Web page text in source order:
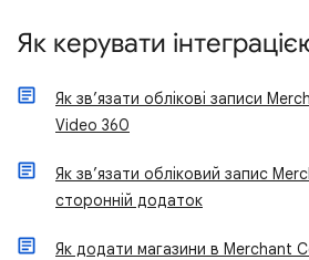
Як керувати
Як зв’язати облікові записи
Video 360
Як зв’язати обліковий запис
сторонній додаток
Як додати магазини в Merchant